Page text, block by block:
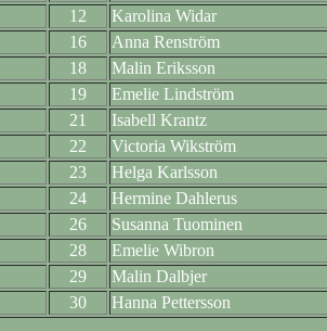
12
Karolina Widar
16
Anna Renström
18
Malin Eriksson
19
Emelie Lindström
21
Isabell Krantz
22
Victoria Wikström
23
Helga Karlsson
24
Hermine Dahlerus
26
Susanna Tuominen
28
Emelie Wibron
29
Malin Dalbjer
30
Hanna Pettersson